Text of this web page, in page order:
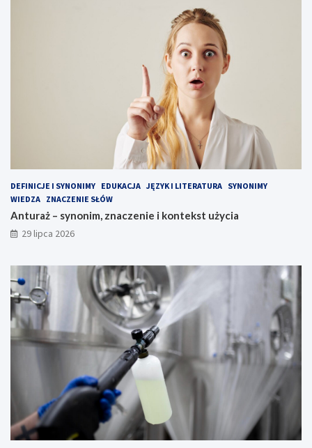
DEFINICJE I SYNONIMY EDUKACJA JĘZYK I LITERATURA SYNONIMY
WIEDZA ZNACZENIE SŁÓW
Anturaż – synonim, znaczenie i kontekst użycia
29 lipca 2026